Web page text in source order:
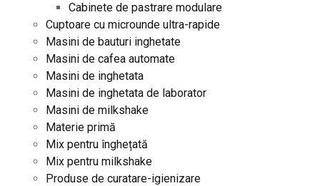
Cabinete de pastrare modulare
Cuptoare cu microunde ultra-rapide
Masini de bauturi inghetate
Masini de cafea automate
Masini de inghetata
Masini de inghetata de laborator
Masini de milkshake
Materie primă
Mix pentru înghețată
Mix pentru milkshake
Produse de curatare-igienizare